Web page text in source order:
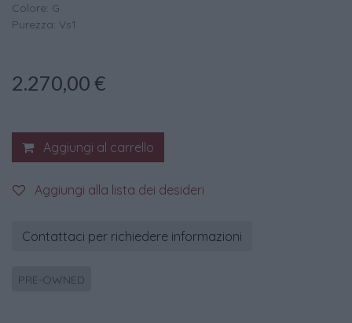
Colore: G
Purezza: Vs1
2.270,00 €
Aggiungi al carrello
Aggiungi alla lista dei desideri
Contattaci per richiedere informazioni
PRE-OWNED